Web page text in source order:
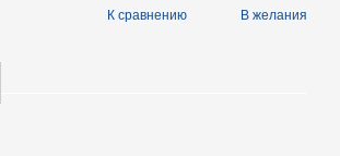
К сравнению В желания